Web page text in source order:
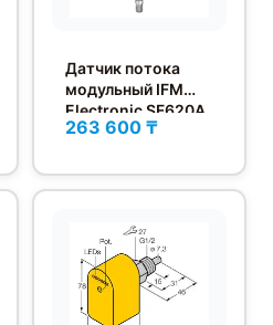
Датчик потока
модульный IFM
Electronic SF620A
263 600 ₸